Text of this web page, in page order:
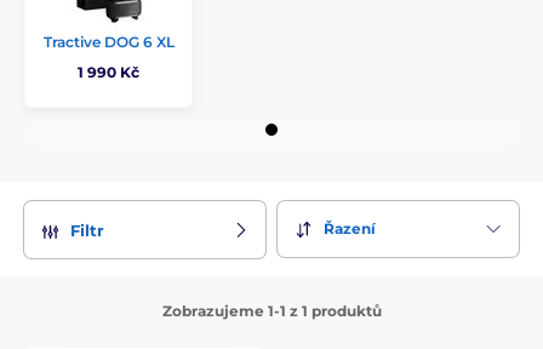
Tractive DOG 6 XL
1 990 Kč
Filtr Řazení
Zobrazujeme 1-1 z 1 produktů